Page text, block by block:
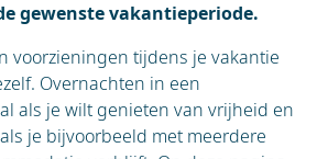
gewenste vakantieperiode.
voorzieningen tijdens je vakantie
Overnachten in een
als je wilt genieten van vrijheid en
je bijvoorbeeld met meerdere